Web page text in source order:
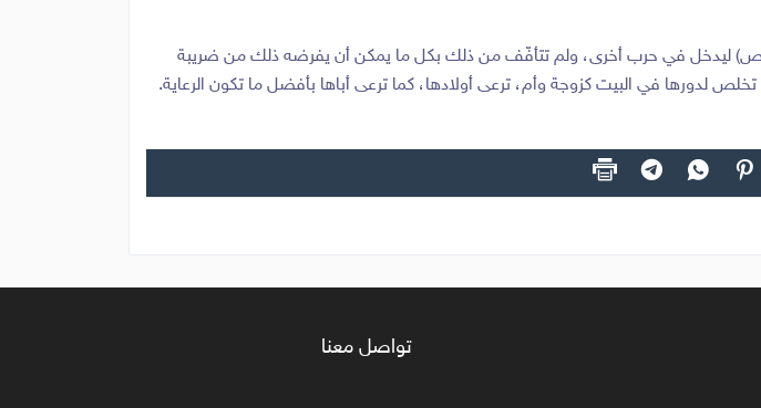
(ص) ليدخل في حرب أخرى، ولم تتأفّف من ذلك بكل ما يمكن أن يفرضه ذلك من ضريبة
لدورها في البيت كزوجة وأم، ترعى أولادها، كما ترعى أباها بأفضل ما تكون الرعاية.
تواصل معنا